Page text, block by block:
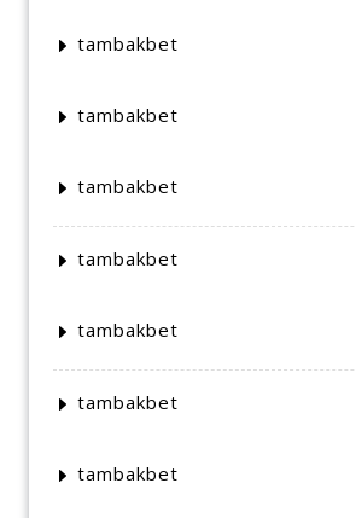
tambakbet
tambakbet
tambakbet
tambakbet
tambakbet
tambakbet
tambakbet